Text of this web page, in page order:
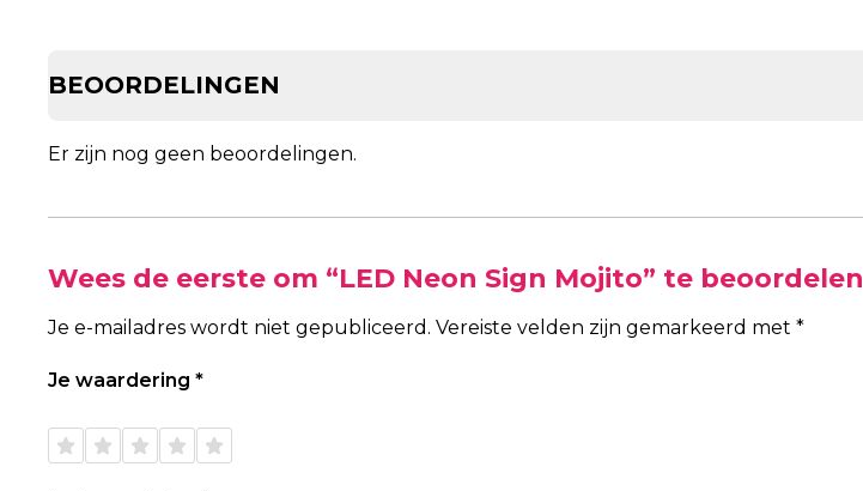
BEOORDELINGEN
Er zijn nog geen beoordelingen.
Wees de eerste om “LED Neon Sign Mojito” te beoordelen
Je e-mailadres wordt niet gepubliceerd. Vereiste velden zijn gemarkeerd met *
Je waardering *
de 5
de 5
de 5
de 5
de 5